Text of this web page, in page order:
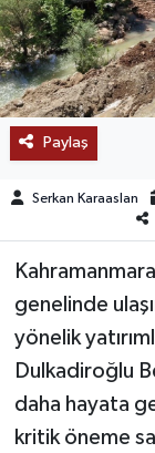
Paylaş
Serkan Karaaslan
genelinde
yönelik
Dulkadiroğlu
daha hayata
kritik öneme
POPÜLER
DÜNYA
TREND
TEKNOLOJİ
YAŞAM
KÜLTÜR